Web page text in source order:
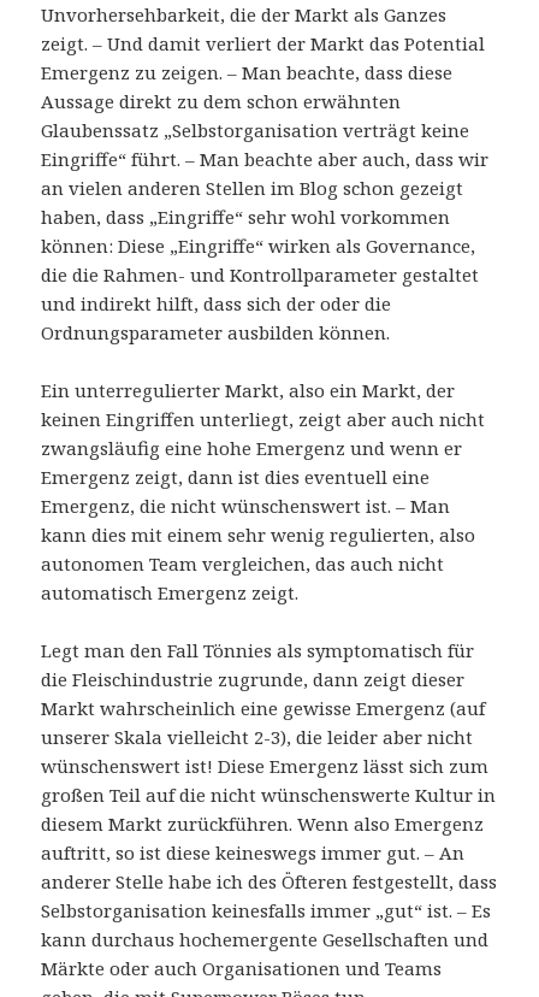
Unvorhersehbarkeit, die der Markt als Ganzes
zeigt. – Und damit verliert der Markt das Potential
Emergenz zu zeigen. – Man beachte, dass diese
Aussage direkt zu dem schon erwähnten
Glaubenssatz „Selbstorganisation verträgt keine
Eingriffe“ führt. – Man beachte aber auch, dass wir
an vielen anderen Stellen im Blog schon gezeigt
haben, dass „Eingriffe“ sehr wohl vorkommen
können: Diese „Eingriffe“ wirken als Governance,
die die Rahmen- und Kontrollparameter gestaltet
und indirekt hilft, dass sich der oder die
Ordnungsparameter ausbilden können.
Ein unterregulierter Markt, also ein Markt, der
keinen Eingriffen unterliegt, zeigt aber auch nicht
zwangsläufig eine hohe Emergenz und wenn er
Emergenz zeigt, dann ist dies eventuell eine
Emergenz, die nicht wünschenswert ist. – Man
kann dies mit einem sehr wenig regulierten, also
autonomen Team vergleichen, das auch nicht
automatisch Emergenz zeigt.
Legt man den Fall Tönnies als symptomatisch für
die Fleischindustrie zugrunde, dann zeigt dieser
Markt wahrscheinlich eine gewisse Emergenz (auf
unserer Skala vielleicht 2-3), die leider aber nicht
wünschenswert ist! Diese Emergenz lässt sich zum
großen Teil auf die nicht wünschenswerte Kultur in
diesem Markt zurückführen. Wenn also Emergenz
auftritt, so ist diese keineswegs immer gut. – An
anderer Stelle habe ich des Öfteren festgestellt, dass
Selbstorganisation keinesfalls immer „gut“ ist. – Es
kann durchaus hochemergente Gesellschaften und
Märkte oder auch Organisationen und Teams